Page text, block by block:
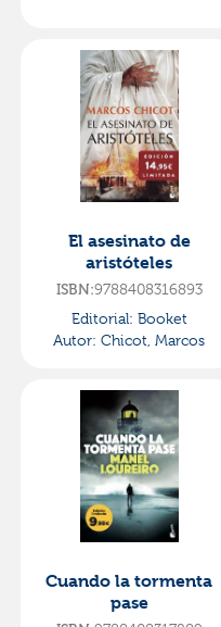
El asesinato de
aristóteles
ISBN:9788408316893
Editorial: Booket
Autor: Chicot, Marcos
Cuando la tormenta
pase